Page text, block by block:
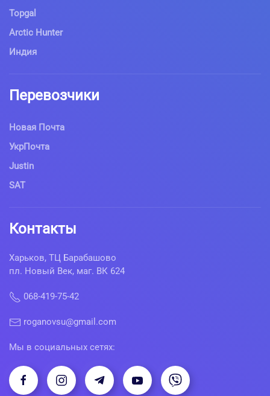
Topgal
Arctic Hunter
Индия
Перевозчики
Новая Почта
УкрПочта
Justin
SAT
Контакты
Харьков, ТЦ Барабашово
пл. Новый Век, маг. ВК 624
068-419-75-42
roganovsu@gmail.com
Мы в социальных сетях: